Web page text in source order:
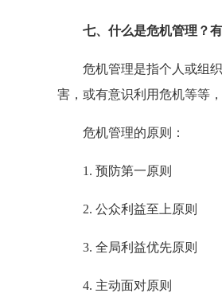
七、什么是危机管理？
危机管理是指个人或组织
害，或有意识利用危机等等
危机管理的原则：
1. 预防第一原则
2. 公众利益至上原则
3. 全局利益优先原则
4. 主动面对原则